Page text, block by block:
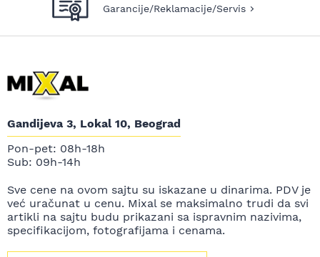
Garancije/Reklamacije/Servis
Gandijeva 3, Lokal 10, Beograd
Pon-pet: 08h-18h
Sub: 09h-14h
Sve cene na ovom sajtu su iskazane u dinarima. PDV je
već uračunat u cenu. Mixal se maksimalno trudi da svi
artikli na sajtu budu prikazani sa ispravnim nazivima,
specifikacijom, fotografijama i cenama.